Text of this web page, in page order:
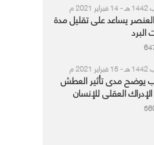
يساعد على تقليل مدة
البرد
يوضح مدى تأثير العطش
العقلي للإنسان